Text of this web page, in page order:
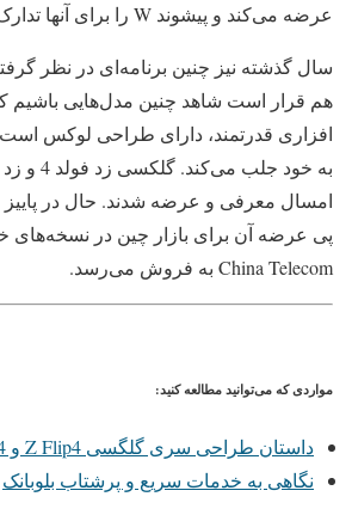
عرضه می‌کند و پیشوند W را برای آنها تدارک می‌بیند.
سال گذشته نیز چنین برنامه‌ای در نظر
هم قرار است شاهد چنین مدل‌هایی باشیم
افزاری قدرتمند، دارای طراحی لوکس
امسال معرفی و عرضه شدند. حال در پاییز
پی عرضه آن برای بازار چین در
China Telecom به فروش می‌رسد.
مواردی که می‌توانید مطالعه کنید:
داستان طراحی سری گلگسی Z Flip4 و Z Fold4 سامسونگ
نگاهی به خدمات سریع و پرشتاب بلوبانک